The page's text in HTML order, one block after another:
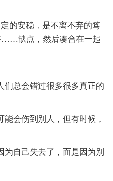
的安稳，是不离不弃的笃
缺点，然后凑合在一起
们总会错过很多很多真正的
能会伤到别人，但有时候，
为自己失去了，而是因为别